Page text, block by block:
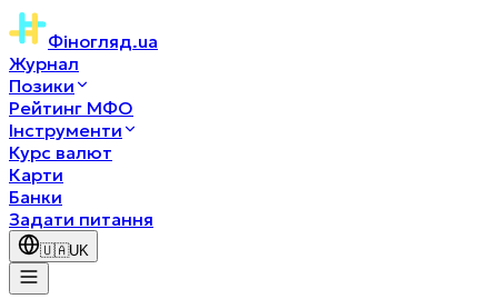
Фіногляд.ua
Журнал
Позики
Рейтинг МФО
Інструменти
Курс валют
Карти
Банки
Задати питання
🇺🇦UK